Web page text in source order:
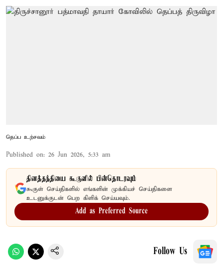
தெப்ப உற்சவம்
Published on: 26 Jun 2026, 5:33 am
தினத்தந்தியை கூகுளில் பின்தொடரவும்
கூகுள் செய்திகளில் எங்களின் முக்கியச் செய்திகளை
உடனுக்குடன் பெற கிளிக் செய்யவும்.
Add as Preferred Source
Follow Us